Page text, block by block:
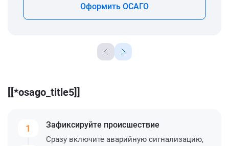
Оформить ОСАГО
[[*osago_title5]]
1 Зафиксируйте происшествие
Сразу включите аварийную сигнализацию,